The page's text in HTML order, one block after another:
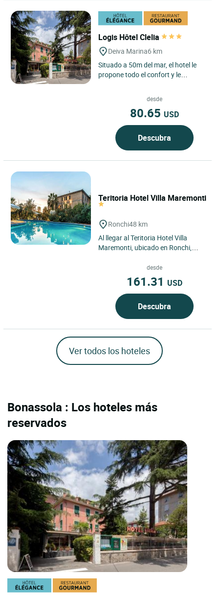
Logis Hôtel Clelia
Deiva Marina6 km
Situado a 50m del mar, el hotel le
propone todo el confort y le
desde
80.65 USD
Descubra
Teritoria Hotel Villa Maremonti
Ronchi48 km
Al llegar al Teritoria Hotel Villa
Maremonti, ubicado en Ronchi,
idealmente situado entre...
desde
161.31 USD
Descubra
Ver todos los hoteles
Bonassola : Los hoteles más
reservados